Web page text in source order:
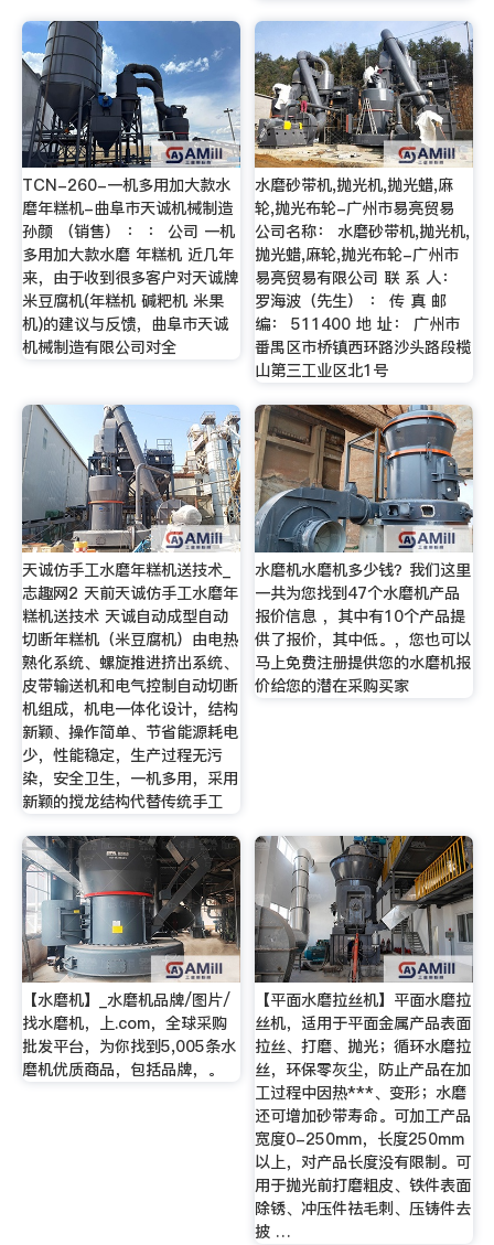
TCN-260-一机多用加大款水
磨年糕机-曲阜市天诚机械制造
孙颜 （销售） ： ： 公司 一机
多用加大款水磨 年糕机 近几年
来，由于收到很多客户对天诚牌
米豆腐机(年糕机 碱粑机 米果
机)的建议与反馈，曲阜市天诚
机械制造有限公司对全
水磨砂带机,抛光机,抛光蜡,麻
轮,抛光布轮-广州市易亮贸易
公司名称： 水磨砂带机,抛光机,
抛光蜡,麻轮,抛光布轮-广州市
易亮贸易有限公司 联 系 人：
罗海波（先生） ： 传 真 邮
编： 511400 地 址： 广州市
番禺区市桥镇西环路沙头路段榄
山第三工业区北1号
天诚仿手工水磨年糕机送技术_
志趣网2 天前天诚仿手工水磨年
糕机送技术 天诚自动成型自动
切断年糕机（米豆腐机）由电热
熟化系统、螺旋推进挤出系统、
皮带输送机和电气控制自动切断
机组成，机电一体化设计，结构
新颖、操作简单、节省能源耗电
少，性能稳定，生产过程无污
染，安全卫生，一机多用，采用
新颖的搅龙结构代替传统手工
水磨机水磨机多少钱？我们这里
一共为您找到47个水磨机产品
报价信息 ，其中有10个产品提
供了报价，其中低。，您也可以
马上免费注册提供您的水磨机报
价给您的潜在采购买家
【水磨机】_水磨机品牌/图片/
找水磨机，上.com，全球采购
批发平台，为你找到5,005条水
磨机优质商品，包括品牌，。
【平面水磨拉丝机】平面水磨拉
丝机，适用于平面金属产品表面
拉丝、打磨、抛光；循环水磨拉
丝，环保零灰尘，防止产品在加
工过程中因热***、变形；水磨
还可增加砂带寿命。可加工产品
宽度0-250mm，长度250mm
以上，对产品长度没有限制。可
用于抛光前打磨粗皮、铁件表面
除锈、冲压件祛毛刺、压铸件去
披 …